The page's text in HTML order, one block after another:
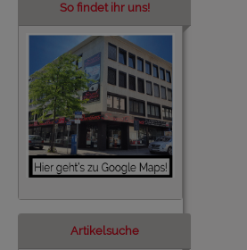
So findet ihr uns!
Artikelsuche